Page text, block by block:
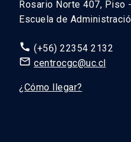
Rosario Norte 407, Piso
Escuela de
call (+56) 22354 2132
mail_outline centrocgc@uc.cl
¿Cómo llegar?